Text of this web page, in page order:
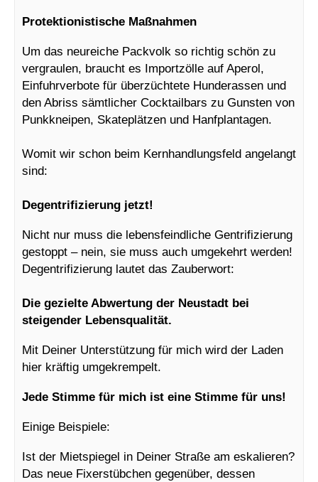
Protektionistische Maßnahmen
Um das neureiche Packvolk so richtig schön zu
vergraulen, braucht es Importzölle auf Aperol,
Einfuhrverbote für überzüchtete Hunderassen und
den Abriss sämtlicher Cocktailbars zu Gunsten von
Punkkneipen, Skateplätzen und Hanfplantagen.
Womit wir schon beim Kernhandlungsfeld angelangt
sind:
Degentrifizierung jetzt!
Nicht nur muss die lebensfeindliche Gentrifizierung
gestoppt – nein, sie muss auch umgekehrt werden!
Degentrifizierung lautet das Zauberwort:
Die gezielte Abwertung der Neustadt bei
steigender Lebensqualität.
Mit Deiner Unterstützung für mich wird der Laden
hier kräftig umgekrempelt.
Jede Stimme für mich ist eine Stimme für uns!
Einige Beispiele:
Ist der Mietspiegel in Deiner Straße am eskalieren?
Das neue Fixerstübchen gegenüber, dessen